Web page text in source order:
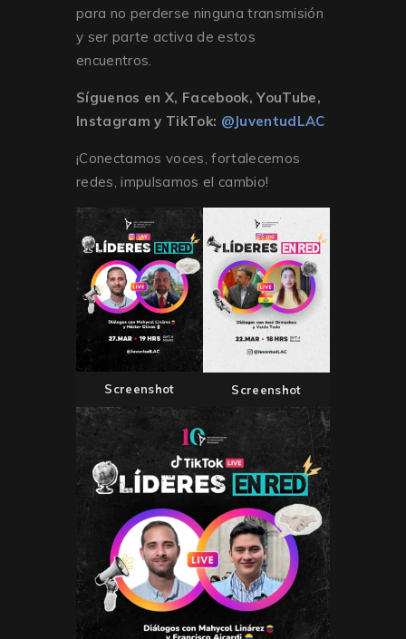
para no perderse ninguna transmisión
y ser parte activa de estos
encuentros.
Síguenos en X, Facebook, YouTube,
Instagram y TikTok: @JuventudLAC
¡Conectamos voces, fortalecemos
redes, impulsamos el cambio!
Screenshot Screenshot